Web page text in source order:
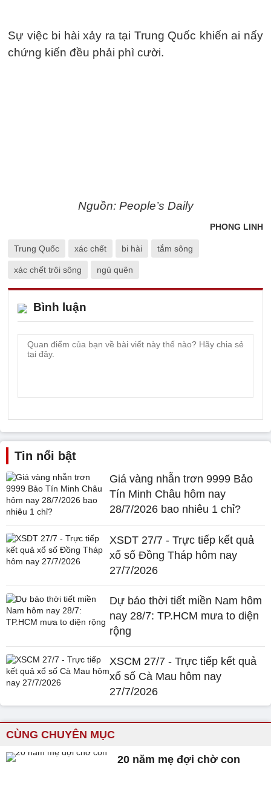
Sự việc bi hài xảy ra tại Trung Quốc khiến ai nấy
chứng kiến đều phải phì cười.
Nguồn: People’s Daily
PHONG LINH
Trung Quốc xác chết bi hài tắm sông
xác chết trôi sông ngủ quên
Bình luận
Tin nổi bật
Giá vàng nhẫn trơn 9999 Bảo
Tín Minh Châu hôm nay
28/7/2026 bao nhiêu 1 chỉ?
XSDT 27/7 - Trực tiếp kết quả
xổ số Đồng Tháp hôm nay
27/7/2026
Dự báo thời tiết miền Nam hôm
nay 28/7: TP.HCM mưa to diện
rộng
XSCM 27/7 - Trực tiếp kết quả
xổ số Cà Mau hôm nay
27/7/2026
CÙNG CHUYÊN MỤC
20 năm mẹ đợi chờ con